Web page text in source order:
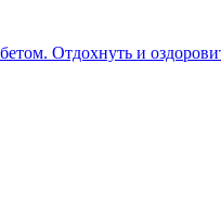
Отдохнуть и